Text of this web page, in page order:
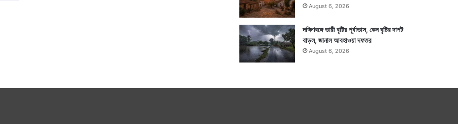
August 6, 2026
দক্ষিণবঙ্গে ভারী বৃষ্টির পূর্বাভাস, কেন বৃষ্টির দাপট
বাড়ল, জানাল আবহাওয়া দফতর
August 6, 2026